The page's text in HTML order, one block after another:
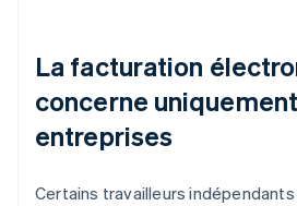
La facturation
concerne
entreprises
Certains travailleurs